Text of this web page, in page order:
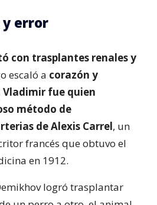
y error
con trasplantes renales y
escaló a corazón y
Vladimir fue quien
método de
de Alexis Carrel, un
francés que obtuvo el
en 1912.
logró trasplantar